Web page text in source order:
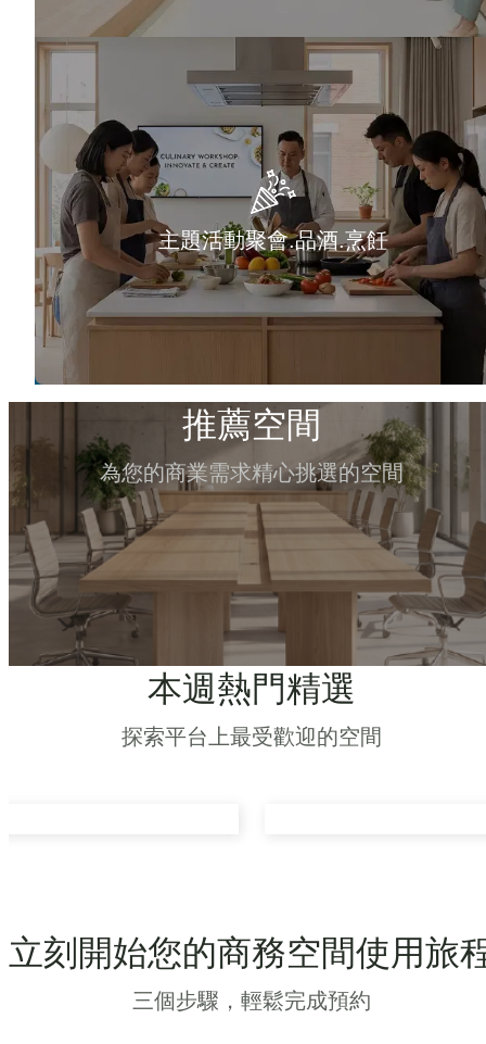
主題活動聚會.品酒.烹飪
推薦空間
為您的商業需求精心挑選的空間
本週熱門精選
探索平台上最受歡迎的空間
立刻開始您的商務空間使用旅
三個步驟，輕鬆完成預約